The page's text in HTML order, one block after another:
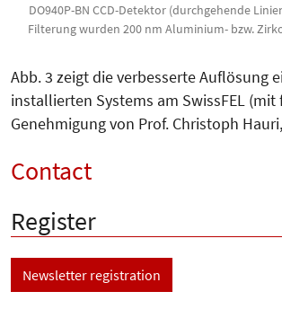
DO940P-BN CCD-Detektor (durchgehende
Filterung wurden 200 nm Aluminium- bzw.
Abb. 3 zeigt die verbesserte Auflösung
installierten Systems am SwissFEL
Genehmigung von Prof. Christoph
Contact
Register
Newsletter registration